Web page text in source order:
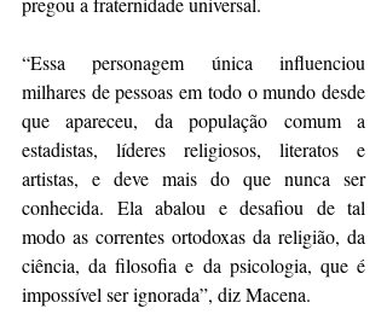
“Essa personagem única influenciou
milhares de pessoas em todo o mundo desde
que apareceu, da população comum a
estadistas, líderes religiosos, literatos e
artistas, e deve mais do que nunca ser
conhecida. Ela abalou e desafiou de tal
modo as correntes ortodoxas da religião, da
ciência, da filosofia e da psicologia, que é
impossível ser ignorada”, diz Macena.